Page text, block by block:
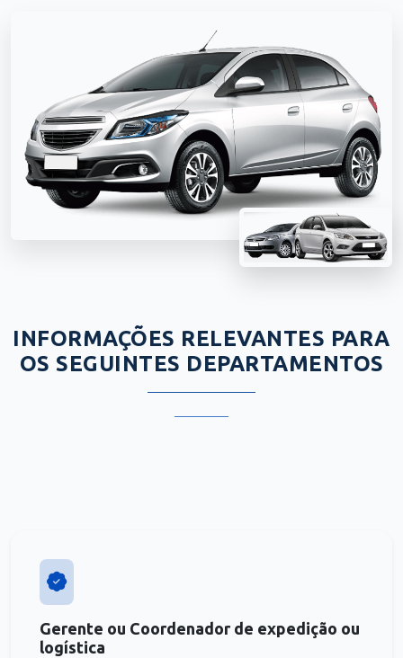
INFORMAÇÕES RELEVANTES PARA
OS SEGUINTES DEPARTAMENTOS
Gerente ou Coordenador de expedição ou
logística